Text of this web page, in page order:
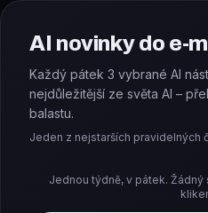
AI novinky do e-
Každý pátek 3 vybrané AI
nejdůležitější ze světa AI –
balastu.
Jeden z nejstarších pravidelných
Jednou týdně, v pátek.